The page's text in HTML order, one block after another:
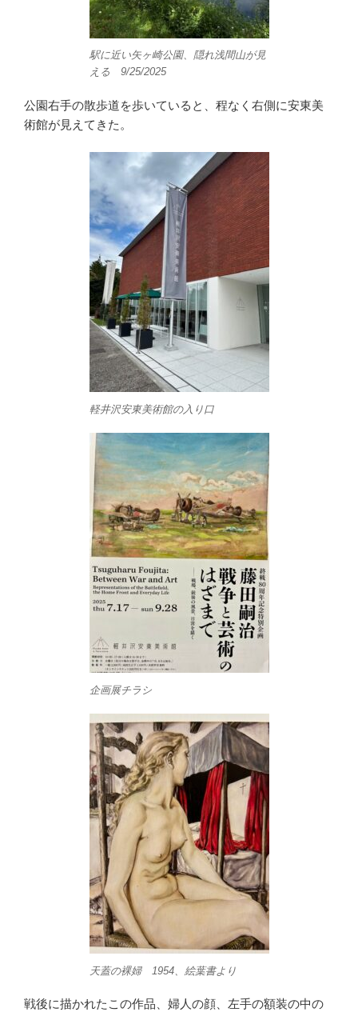
駅に近い矢ヶ崎公園、隠れ浅間山が見
える 9/25/2025
公園右手の散歩道を歩いていると、程なく右側に安東美
術館が見えてきた。
軽井沢安東美術館の入り口
企画展チラシ
天蓋の裸婦 1954、絵葉書より
戦後に描かれたこの作品、婦人の顔、左手の額装の中の